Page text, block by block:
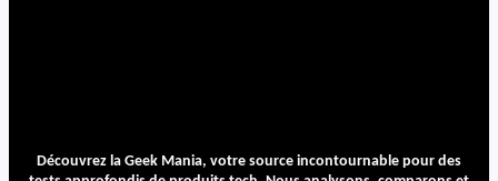
Découvrez la Geek Mania, votre source incontournable pour des